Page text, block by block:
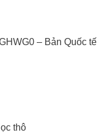
– Bản Quốc tế
thô